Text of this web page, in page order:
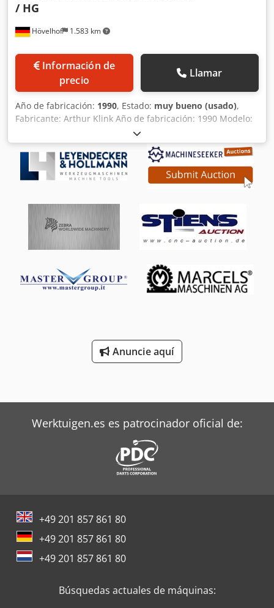
Hövelhof 1.583 km
/ HG
Información de
precio
Llamar
Año de fabricación: 1990, Estado: muy bueno (usado),
Fabricante: Arthur Klink Año de fabricación: 1990 Modelo:
RISZ 16 x 1250 x 400 / HG Datos técnicos: Máquina de
ranurado vertical para interiores, en excelentes
condiciones técnicas. Fuerza de tracción: 16.000 kg
Velocidad de ranurado: hasta 27,5 m/min, ajustable de
forma continua Velocidad de retorno: hasta 34 m/min,
Posiciones de ranurado: 4 Cjdpfxslpadyj Acgsrf Accesorios:
- Cambiador automático de herramientas - Alimentación
automática de piezas (específica para cada pieza) -
ranurado de alta productividad para la producción en
grandes series, con alta velocidad de corte.
Anuncie aquí
Werktuigen.es es patrocinador oficial de:
+49 201 857 861 80
+49 201 857 861 80
+49 201 857 861 80
Búsquedas actuales de máquinas: